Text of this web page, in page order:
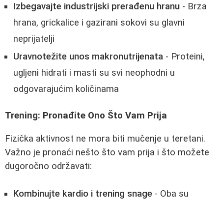
Izbegavajte industrijski prerađenu hranu - Brza
hrana, grickalice i gazirani sokovi su glavni
neprijatelji
Uravnotežite unos makronutrijenata - Proteini,
ugljeni hidrati i masti su svi neophodni u
odgovarajućim količinama
Trening: Pronađite Ono Što Vam Prija
Fizička aktivnost ne mora biti mučenje u teretani.
Važno je pronaći nešto što vam prija i što možete
dugoročno održavati:
Kombinujte kardio i trening snage - Oba su